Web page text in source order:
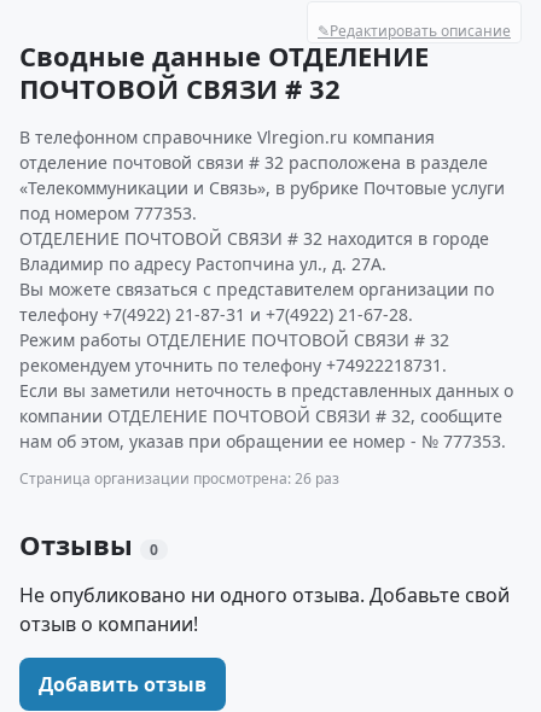
✎Редактировать описание
Сводные данные ОТДЕЛЕНИЕ
ПОЧТОВОЙ СВЯЗИ # 32
В телефонном справочнике Vlregion.ru компания
отделение почтовой связи # 32 расположена в разделе
«Телекоммуникации и Связь», в рубрике Почтовые услуги
под номером 777353.
ОТДЕЛЕНИЕ ПОЧТОВОЙ СВЯЗИ # 32 находится в городе
Владимир по адресу Растопчина ул., д. 27А.
Вы можете связаться с представителем организации по
телефону +7(4922) 21-87-31 и +7(4922) 21-67-28.
Режим работы ОТДЕЛЕНИЕ ПОЧТОВОЙ СВЯЗИ # 32
рекомендуем уточнить по телефону +74922218731.
Если вы заметили неточность в представленных данных о
компании ОТДЕЛЕНИЕ ПОЧТОВОЙ СВЯЗИ # 32, сообщите
нам об этом, указав при обращении ее номер - № 777353.
Страница организации просмотрена: 26 раз
Отзывы 0
Не опубликовано ни одного отзыва. Добавьте свой
отзыв о компании!
Добавить отзыв